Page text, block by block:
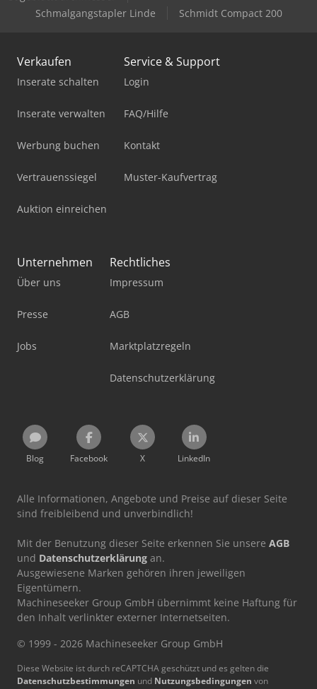
Schmalgangstapler Linde
Schmidt Compact 200
Verkaufen
Inserate schalten
Inserate verwalten
Werbung buchen
Vertrauenssiegel
Auktion einreichen
Service & Support
Login
FAQ/Hilfe
Kontakt
Muster-Kaufvertrag
Unternehmen
Über uns
Presse
Jobs
Rechtliches
Impressum
AGB
Marktplatzregeln
Datenschutzerklärung
Blog Facebook X LinkedIn
Alle Informationen, Angebote und Preise auf dieser Seite
sind freibleibend und unverbindlich!
Mit der Benutzung dieser Seite erkennen Sie unsere AGB
und Datenschutzerklärung an.
Ausgewiesene Marken gehören ihren jeweiligen
Eigentümern.
Machineseeker Group GmbH übernimmt keine Haftung für
den Inhalt verlinkter externer Internetseiten.
© 1999 - 2026 Machineseeker Group GmbH
Diese Website ist durch reCAPTCHA geschützt und es gelten die
Datenschutzbestimmungen und Nutzungsbedingungen von